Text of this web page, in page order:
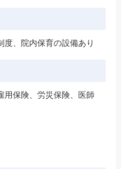
度、院内保育の設備あり
用保険、労災保険、医師